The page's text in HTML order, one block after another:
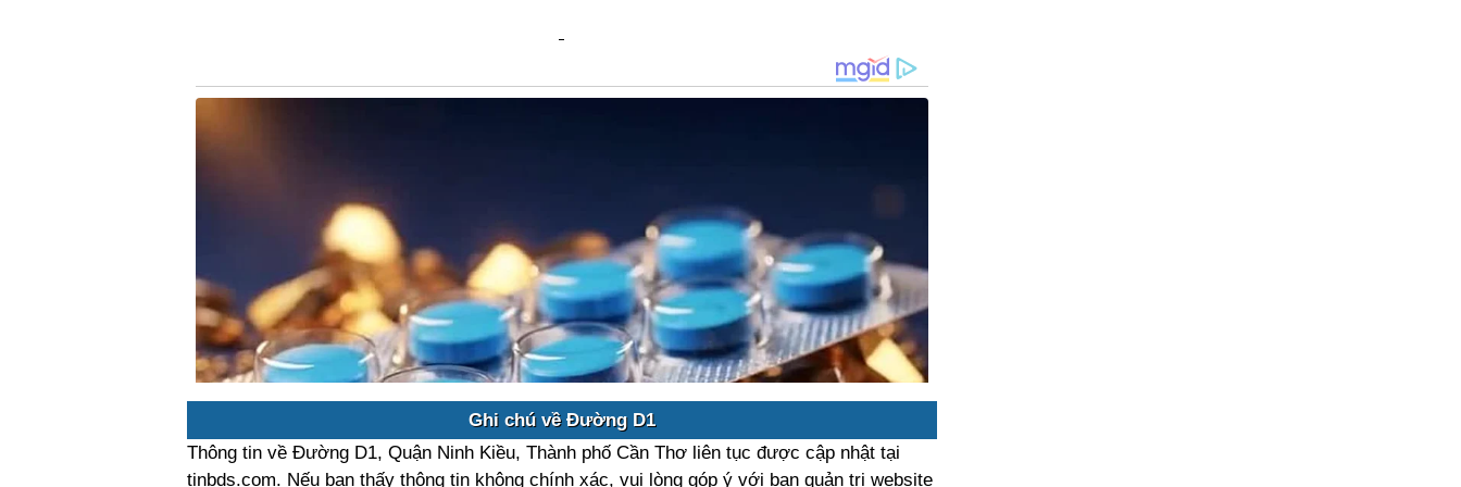
Ghi chú về Đường D1
Thông tin về Đường D1, Quận Ninh Kiều, Thành phố Cần Thơ liên tục được cập nhật tại
tinbds.com. Nếu bạn thấy thông tin không chính xác, vui lòng góp ý với ban quản trị website